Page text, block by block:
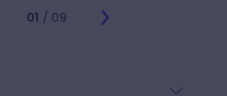
01 / 09